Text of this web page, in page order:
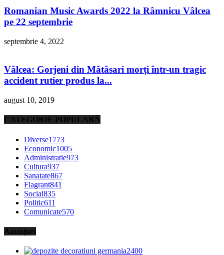
Romanian Music Awards 2022 la Râmnicu Vâlcea
pe 22 septembrie
septembrie 4, 2022
Vâlcea: Gorjeni din Mătăsari morți într-un tragic
accident rutier produs la...
august 10, 2019
CATEGORIE POPULARĂ
Diverse1773
Economic1005
Administratie973
Cultura937
Sanatate867
Flagrant841
Social835
Politic611
Comunicate570
Anunțuri